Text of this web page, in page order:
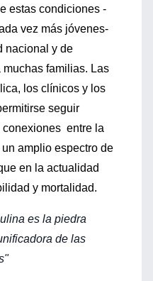
estas condiciones -
vez más jóvenes-
nacional y de
familias. Las
los clínicos y los
seguir
entre la
amplio espectro de
en la actualidad
y mortalidad.
es la piedra
de las